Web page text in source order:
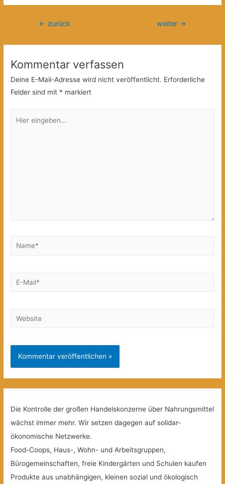
Beitragsnavigation
← zurück weiter →
Kommentar verfassen
Deine E-Mail-Adresse wird nicht veröffentlicht. Erforderliche
Felder sind mit * markiert
eingeben…
Name*
E-
Website
Die Kontrolle der großen Handelskonzerne über Nahrungsmittel
wächst immer mehr. Wir setzen dagegen auf solidar-
ökonomische Netzwerke.
Food-Coops, Haus-, Wohn- und Arbeitsgruppen,
Bürogemeinschaften, freie Kindergärten und Schulen kaufen
Produkte aus unabhängigen, kleinen sozial und ökologisch